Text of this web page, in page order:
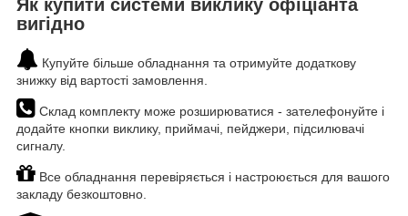
Як купити системи виклику офіціанта
вигідно
Купуйте більше обладнання та отримуйте додаткову
знижку від вартості замовлення.
Склад комплекту може розширюватися - зателефонуйте і
додайте кнопки виклику, приймачі, пейджери, підсилювачі
сигналу.
Все обладнання перевіряється і настроюється для вашого
закладу безкоштовно.